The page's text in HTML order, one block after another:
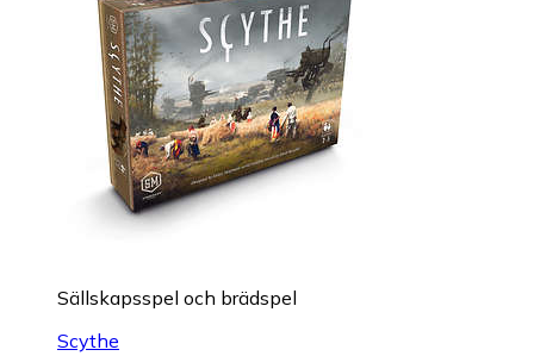
Sällskapsspel och brädspel
Scythe